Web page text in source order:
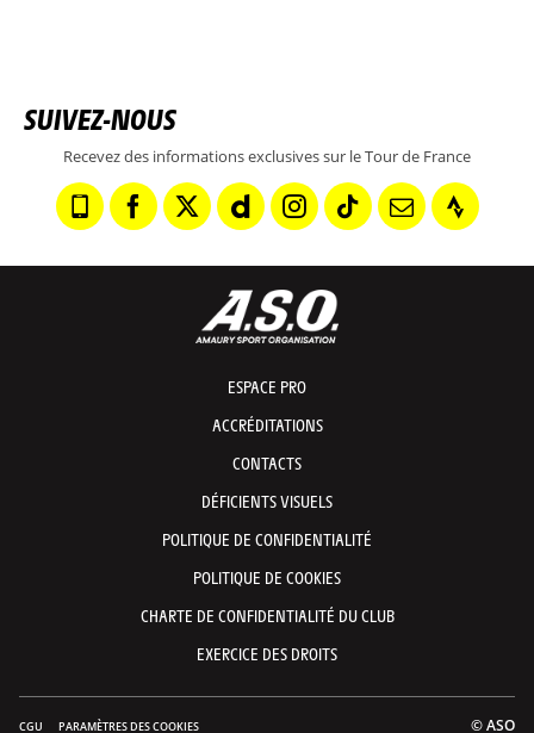
SUIVEZ-NOUS
Recevez des informations exclusives sur le Tour de France
ESPACE PRO
ACCRÉDITATIONS
CONTACTS
DÉFICIENTS VISUELS
POLITIQUE DE CONFIDENTIALITÉ
POLITIQUE DE COOKIES
CHARTE DE CONFIDENTIALITÉ DU CLUB
EXERCICE DES DROITS
CGU PARAMÈTRES DES COOKIES © ASO